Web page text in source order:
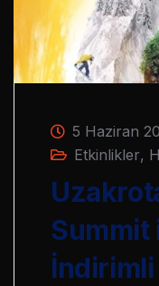
5 Haziran
Etkinlikler,
Summit
İndirimli